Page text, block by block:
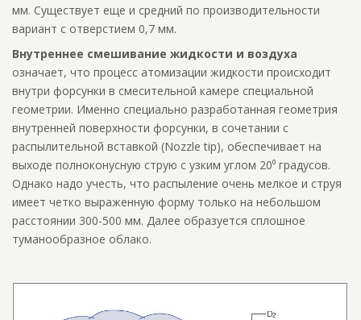
мм. Существует еще и средний по производительности
вариант с отверстием 0,7 мм.
Внутреннее смешивание жидкости и воздуха
означает, что процесс атомизации жидкости происходит
внутри форсунки в смесительной камере специальной
геометрии. Именно специально разработанная геометрия
внутренней поверхности форсунки, в сочетании с
распылительной вставкой (Nozzle tip), обеспечивает на
выходе полноконусную струю с узким углом 20⁰ градусов.
Однако надо учесть, что распыление очень мелкое и струя
имеет четко выраженную форму только на небольшом
расстоянии 300-500 мм. Далее образуется сплошное
туманообразное облако.